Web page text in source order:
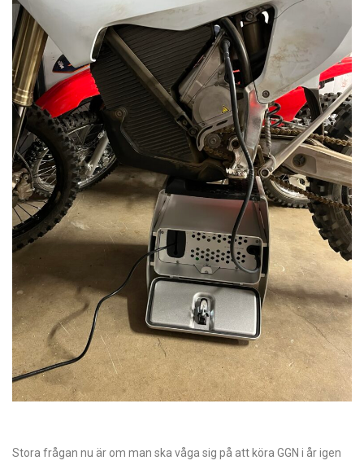
Stora frågan nu är om man ska våga sig på att köra GGN i år igen